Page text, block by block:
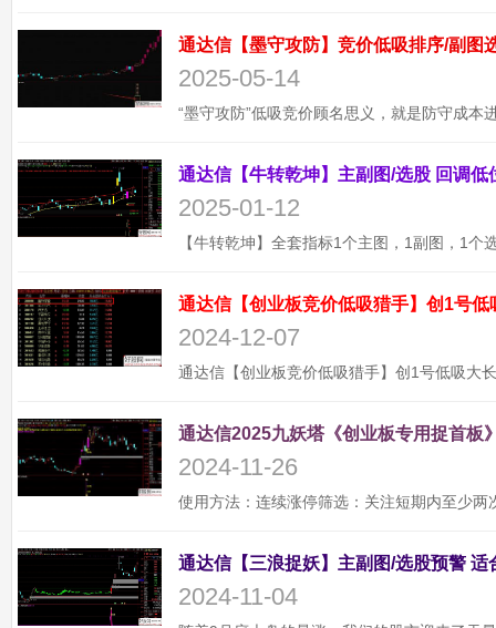
2025-05-14
2025-01-12
通达信【创业板竞价低吸猎手】创1号
2024-12-07
通达信2025九妖塔《创业板专用捉首板
2024-11-26
2024-11-04